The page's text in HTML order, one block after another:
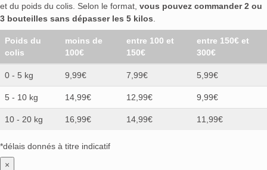
et du poids du colis. Selon le format, vous pouvez commander 2 ou
3 bouteilles sans dépasser les 5 kilos
Poids du
colis
moins de
100€
entre 100 et
150€
entre 150€ et
300€
0 - 5 kg 9,99€ 7,99€ 5,99€
5 - 10 kg 14,99€ 12,99€ 9,99€
10 - 20 kg 16,99€ 14,99€ 11,99€
*délais donnés à titre indicatif
×